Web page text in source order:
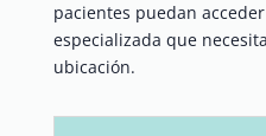
pacientes puedan
especializada que
ubicación.